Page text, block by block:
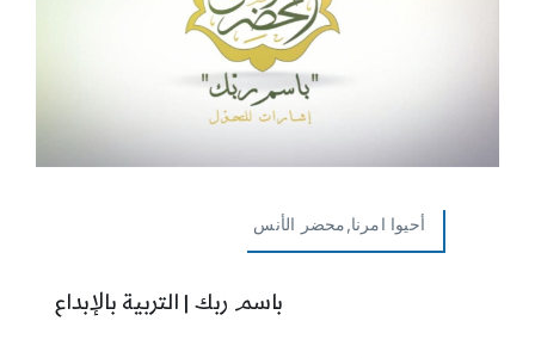
أحيوا امرنا,محضر الأنس
باسم ربك | التربية بالإبداع